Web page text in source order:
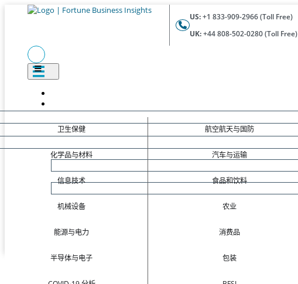
US:+1 833-909-2966 (Toll Free)
UK:+44 808-502-0280 (Toll Free)
卫生保健
化学品与材料
信息技术
机械设备
能源与电力
半导体与电子
航空航天与国防
汽车与运输
食品和饮料
农业
消费品
包装